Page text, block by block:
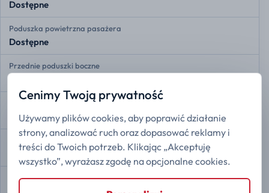
Dostępne
Poduszka powietrzna pasażera
Dostępne
Przednie poduszki boczne
Przednie kurtyny powietrzne
Dostępne
Tylne kurtyny powietrzne
Dostępne
Monitorowanie ciśnienia w oponach
Cenimy Twoją prywatność
Używamy plików cookies, aby poprawić działanie
strony, analizować ruch oraz dopasować reklamy i
treści do Twoich potrzeb. Klikając „Akceptuję
wszystko”, wyrażasz zgodę na opcjonalne cookies.